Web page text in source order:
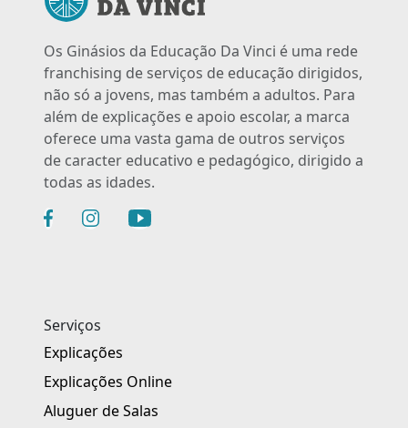
Os Ginásios da Educação Da Vinci é uma rede
franchising de serviços de educação dirigidos,
não só a jovens, mas também a adultos. Para
além de explicações e apoio escolar, a marca
oferece uma vasta gama de outros serviços
de caracter educativo e pedagógico, dirigido a
todas as idades.
Serviços
Explicações
Explicações Online
Aluguer de Salas